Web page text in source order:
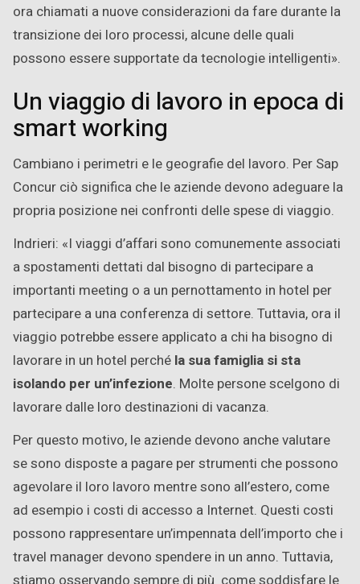
ora chiamati a nuove considerazioni da fare durante la
transizione dei loro processi, alcune delle quali
possono essere supportate da tecnologie intelligenti».
Un viaggio di lavoro in epoca di
smart working
Cambiano i perimetri e le geografie del lavoro. Per Sap
Concur ciò significa che le aziende devono adeguare la
propria posizione nei confronti delle spese di viaggio.
Indrieri: «I viaggi d’affari sono comunemente associati
a spostamenti dettati dal bisogno di partecipare a
importanti meeting o a un pernottamento in hotel per
partecipare a una conferenza di settore. Tuttavia, ora il
viaggio potrebbe essere applicato a chi ha bisogno di
lavorare in un hotel perché la sua famiglia si sta
isolando per un’infezione. Molte persone scelgono di
lavorare dalle loro destinazioni di vacanza.
Per questo motivo, le aziende devono anche valutare
se sono disposte a pagare per strumenti che possono
agevolare il loro lavoro mentre sono all’estero, come
ad esempio i costi di accesso a Internet. Questi costi
possono rappresentare un’impennata dell’importo che i
travel manager devono spendere in un anno. Tuttavia,